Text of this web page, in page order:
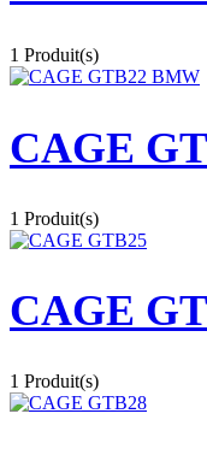
1 Produit(s)
CAGE
1 Produit(s)
CAGE
1 Produit(s)